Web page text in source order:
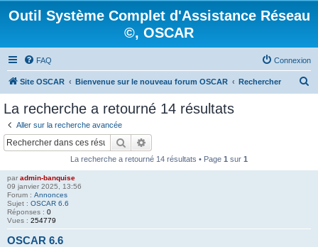
Outil Système Complet d'Assistance Réseau
©, OSCAR
FAQ Connexion
Site OSCAR Bienvenue sur le nouveau forum OSCAR Rechercher
La recherche a retourné 14 résultats
Aller sur la recherche avancée
Rechercher
La recherche a retourné 14 résultats • Page 1 sur 1
par admin-banquise
09 janvier 2025, 13:56
Forum : Annonces
Sujet : OSCAR 6.6
Réponses : 0
Vues : 254779
OSCAR 6.6